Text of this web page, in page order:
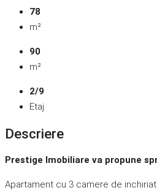
78
m²
90
m²
2/9
Etaj
Descriere
Prestige Imobiliare va propune
Apartament cu 3 camere de